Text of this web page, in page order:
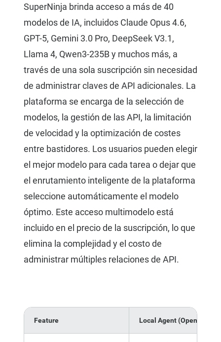
SuperNinja brinda acceso a más de 40
modelos de IA, incluidos Claude Opus 4.6,
GPT-5, Gemini 3.0 Pro, DeepSeek V3.1,
Llama 4, Qwen3-235B y muchos más, a
través de una sola suscripción sin necesidad
de administrar claves de API adicionales. La
plataforma se encarga de la selección de
modelos, la gestión de las API, la limitación
de velocidad y la optimización de costes
entre bastidores. Los usuarios pueden elegir
el mejor modelo para cada tarea o dejar que
el enrutamiento inteligente de la plataforma
seleccione automáticamente el modelo
óptimo. Este acceso multimodelo está
incluido en el precio de la suscripción, lo que
elimina la complejidad y el costo de
administrar múltiples relaciones de API.
Feature Local Agent (OpenClaw)